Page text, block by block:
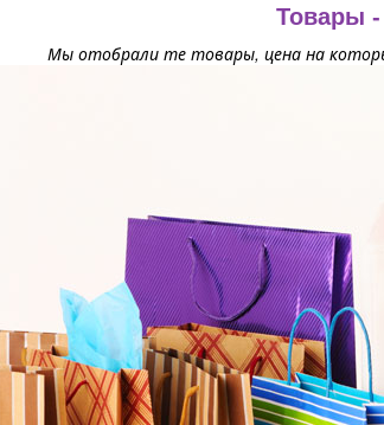
Товары -
Мы отобрали те товары, цена на